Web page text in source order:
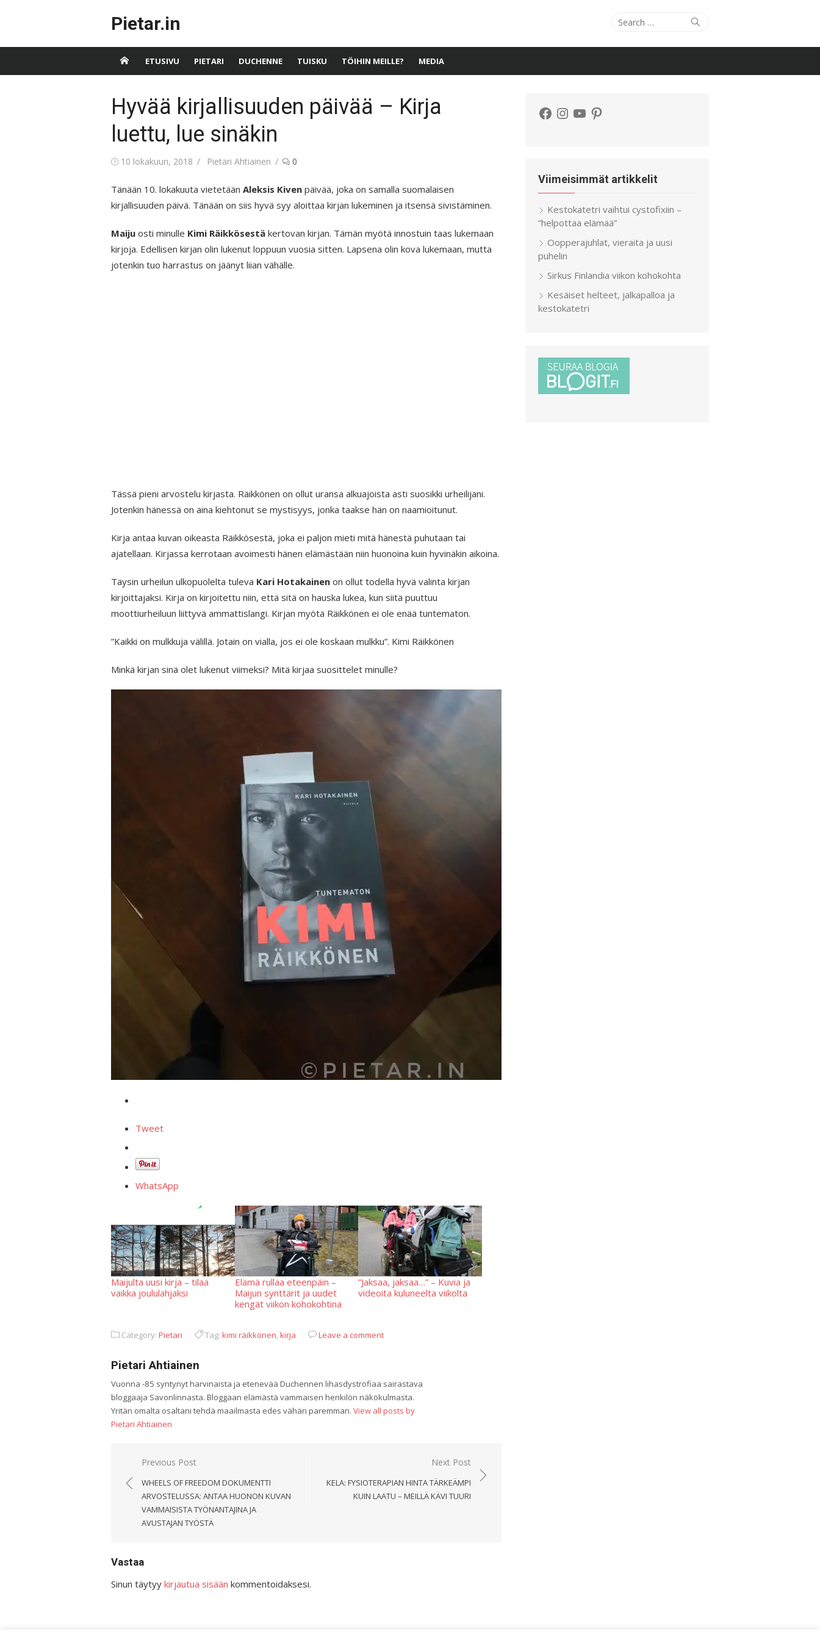
Pietar.in
Search
Search
ETUSIVU PIETARI DUCHENNE TUISKU TÖIHIN MEILLE? MEDIA
Hyvää kirjallisuuden päivää – Kirja
luettu, lue sinäkin
Posted
10 lokakuun, 2018 Author
Pietari Ahtiainen 0
Tänään 10. lokakuuta vietetään Aleksis Kiven päivää, joka on samalla suomalaisen
kirjallisuuden päivä. Tänään on siis hyvä syy aloittaa kirjan lukeminen ja itsensä sivistäminen.
Maiju osti minulle Kimi Räikkösestä kertovan kirjan. Tämän myötä innostuin taas lukemaan
kirjoja. Edellisen kirjan olin lukenut loppuun vuosia sitten. Lapsena olin kova lukemaan, mutta
jotenkin tuo harrastus on jäänyt liian vähälle.
Tässä pieni arvostelu kirjasta. Räikkönen on ollut uransa alkuajoista asti suosikki urheilijani.
Jotenkin hänessä on aina kiehtonut se mystisyys, jonka taakse hän on naamioitunut.
Kirja antaa kuvan oikeasta Räikkösestä, joka ei paljon mieti mitä hänestä puhutaan tai
ajatellaan. Kirjassa kerrotaan avoimesti hänen elämästään niin huonoina kuin hyvinäkin aikoina.
Täysin urheilun ulkopuolelta tuleva Kari Hotakainen on ollut todella hyvä valinta kirjan
kirjoittajaksi. Kirja on kirjoitettu niin, että sitä on hauska lukea, kun siitä puuttuu
moottiurheiluun liittyvä ammattislangi. Kirjan myötä Räikkönen ei ole enää tuntematon.
”Kaikki on mulkkuja välillä. Jotain on vialla, jos ei ole koskaan mulkku”. Kimi Räikkönen
Minkä kirjan sinä olet lukenut viimeksi? Mitä kirjaa suosittelet minulle?
Tweet
WhatsApp
Maijulta uusi kirja – tilaa
vaikka joululahjaksi
Elämä rullaa eteenpäin –
Maijun synttärit ja uudet
kengät viikon kohokohtina
”Jaksaa, jaksaa…” – Kuvia ja
videoita kuluneelta viikolta
Category: Pietari Tag: kimi räikkönen,kirja Leave a comment
Pietari Ahtiainen
Vuonna -85 syntynyt harvinaista ja etenevää Duchennen lihasdystrofiaa sairastava
bloggaaja Savonlinnasta. Bloggaan elämästä vammaisen henkilön näkökulmasta.
Yritän omalta osaltani tehdä maailmasta edes vähän paremman. View all posts by
Pietari Ahtiainen
Artikkelien
selaus
Previous Post
WHEELS OF FREEDOM DOKUMENTTI
ARVOSTELUSSA: ANTAA HUONON KUVAN
VAMMAISISTA TYÖNANTAJINA JA
AVUSTAJAN TYÖSTÄ
Next Post
KELA: FYSIOTERAPIAN HINTA TÄRKEÄMPI
KUIN LAATU – MEILLÄ KÄVI TUURI
Vastaa
Sinun täytyy kirjautua sisään kommentoidaksesi.
Facebook
Instagram
YouTubePinterest
Viimeisimmät artikkelit
Kestokatetri vaihtui cystofixiin –
”helpottaa elämää”
Oopperajuhlat, vieraita ja uusi
puhelin
Sirkus Finlandia viikon kohokohta
Kesäiset helteet, jalkapalloa ja
kestokatetri